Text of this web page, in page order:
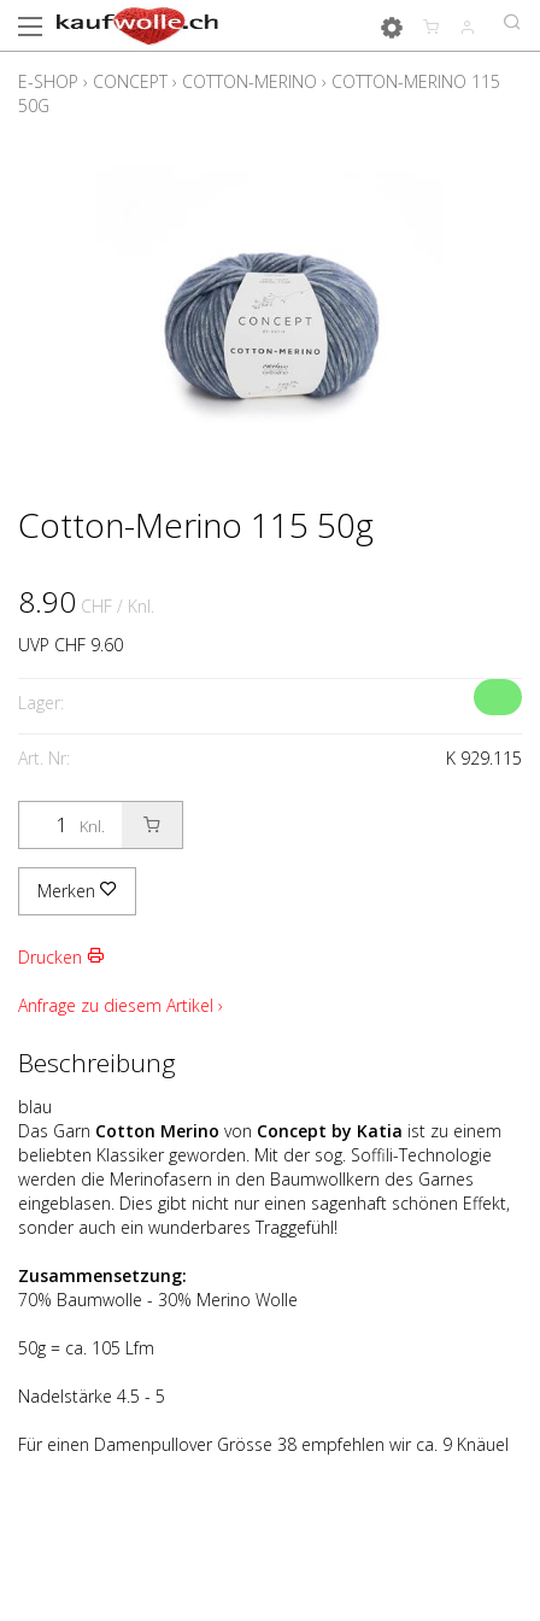
E-SHOP › CONCEPT › COTTON-MERINO › COTTON-MERINO 115
50G
Cotton-Merino 115 50g
8.90 CHF / Knl.
UVP CHF 9.60
Lager:
Art. Nr: K 929.115
Knl.
Merken
Drucken
Anfrage zu diesem Artikel ›
Beschreibung
blau
Das Garn Cotton Merino von Concept by Katia ist zu einem
beliebten Klassiker geworden. Mit der sog. Soffili-Technologie
werden die Merinofasern in den Baumwollkern des Garnes
eingeblasen. Dies gibt nicht nur einen sagenhaft schönen Effekt,
sonder auch ein wunderbares Traggefühl!
Zusammensetzung:
70% Baumwolle - 30% Merino Wolle
50g = ca. 105 Lfm
Nadelstärke 4.5 - 5
Für einen Damenpullover Grösse 38 empfehlen wir ca. 9 Knäuel